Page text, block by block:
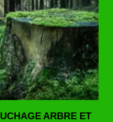
ARBRE ET